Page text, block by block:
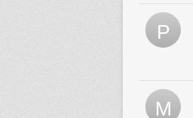
Р
М